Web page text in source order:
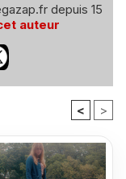
depuis 15
auteur
< >